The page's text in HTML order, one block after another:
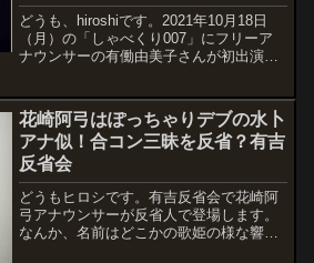
どうも、hiroshiです。2021年10月18日
（月）の「しゃべくり007」にフリーア
ナウンサーの有働由美子さんが初出演し
るようです。有働アナと言えば、婚活や
結婚の話題もありましたが、既に...
花崎阿弓はぽっちゃりデブの水卜
アナ似！合コン三昧を反省？有吉
反省会
どうもヒロシです。有吉反省会で花崎阿
弓アナウンサーが反省人で登場します。
なんか、名前はどこかの歌姫の様な響き